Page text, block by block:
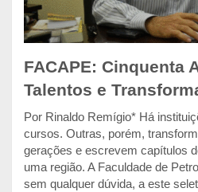
FACAPE: Cinquenta
Talentos e
Por Rinaldo Remígio* Há
cursos. Outras, porém,
gerações e escrevem capítulos
uma região. A Faculdade de
sem qualquer dúvida, a este